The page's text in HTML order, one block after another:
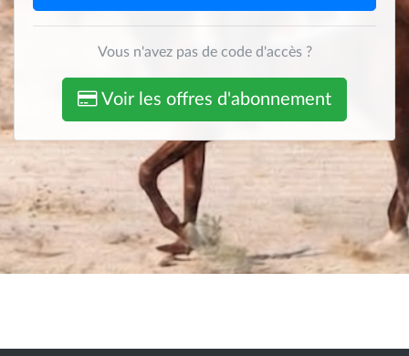
Vous n'avez pas de code d'accès ?
Voir les offres d'abonnement